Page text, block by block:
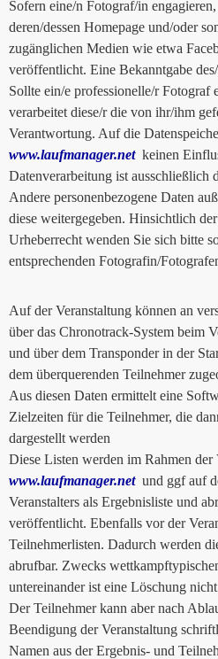
Sofern eine/n Fotograf/in
deren/dessen Homepage und/oder
zugänglichen Medien wie etwa
veröffentlicht. Eine Bekanntgabe
Sollte ein/e professionelle/r Fotograf
verarbeitet diese/r die von ihr/ihm
Verantwortung. Auf die
www.laufmanager.netkeinen
Datenverarbeitung ist ausschließlich
Andere personenbezogene Daten
diese weitergegeben. Hinsichtlich
Urheberrecht wenden Sie sich bitte
entsprechenden Fotografin/
Auf der Veranstaltung können an
über das Chronotrack-System beim
und über dem Transponder in der
dem überquerenden Teilnehmer
Aus diesen Daten ermittelt eine
Zielzeiten für die Teilnehmer, die
dargestellt werden
Diese Listen werden im Rahmen
www.laufmanager.netund ggf auf
Veranstalters als Ergebnisliste und
veröffentlicht. Ebenfalls vor der
Teilnehmerlisten. Dadurch werden
abrufbar. Zwecks
untereinander ist eine Löschung
Der Teilnehmer kann aber nach
Beendigung der Veranstaltung
Namen aus der Ergebnis- und